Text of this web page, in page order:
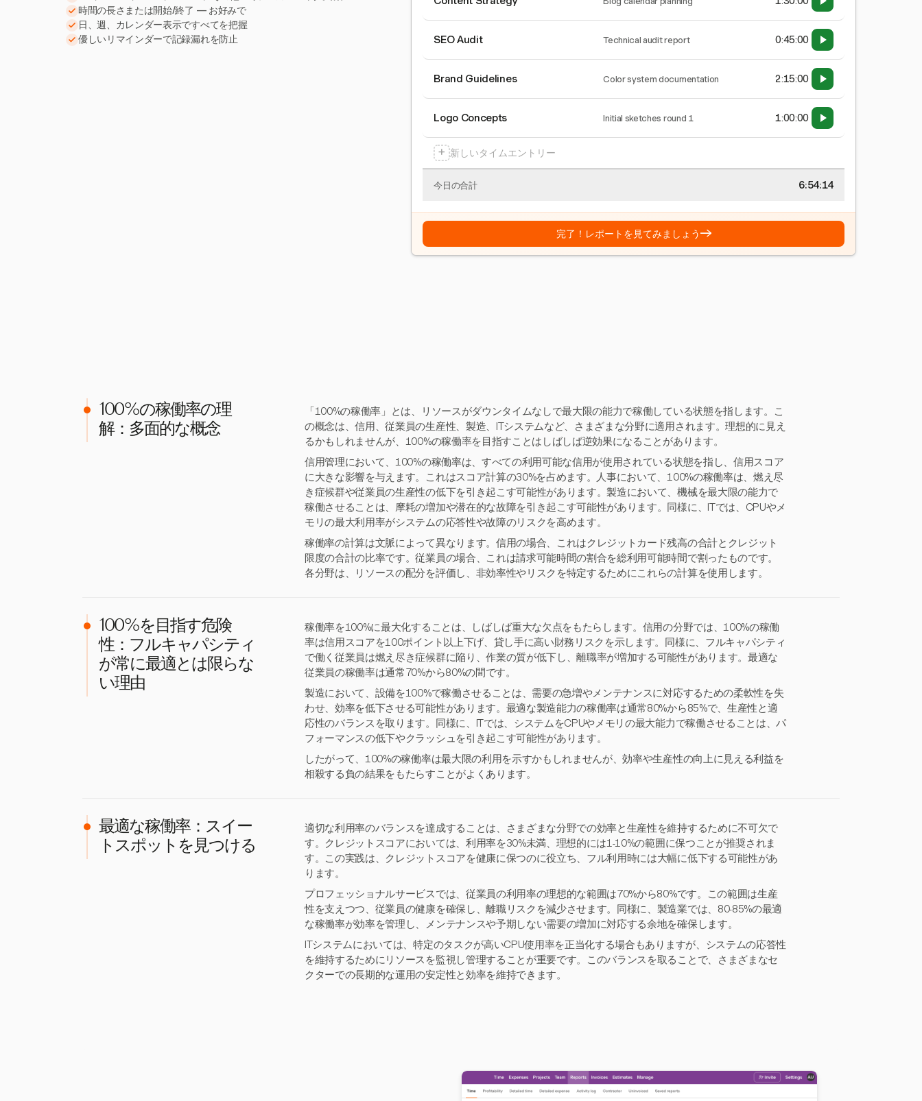
時間の長さまたは開始/終了 — お好みで
日、週、カレンダー表示ですべてを把握
優しいリマインダーで記録漏れを防止
SEO Audit Technical audit report 0:45:00
Brand Guidelines Color system documentation 2:15:00
Logo Concepts Initial sketches round 1 1:00:00
+ 新しいタイムエントリー
今日の合計 6:54:15
完了！レポートを見てみましょう→
100%の稼働率の理
解：多面的な概念
「100%の稼働率」とは、リソースがダウンタイムなしで最大限の能力で稼働している状態を指します。こ
の概念は、信用、従業員の生産性、製造、ITシステムなど、さまざまな分野に適用されます。理想的に見え
るかもしれませんが、100%の稼働率を目指すことはしばしば逆効果になることがあります。
信用管理において、100%の稼働率は、すべての利用可能な信用が使用されている状態を指し、信用スコア
に大きな影響を与えます。これはスコア計算の30%を占めます。人事において、100%の稼働率は、燃え尽
き症候群や従業員の生産性の低下を引き起こす可能性があります。製造において、機械を最大限の能力で
稼働させることは、摩耗の増加や潜在的な故障を引き起こす可能性があります。同様に、ITでは、CPUやメ
モリの最大利用率がシステムの応答性や故障のリスクを高めます。
稼働率の計算は文脈によって異なります。信用の場合、これはクレジットカード残高の合計とクレジット
限度の合計の比率です。従業員の場合、これは請求可能時間の割合を総利用可能時間で割ったものです。
各分野は、リソースの配分を評価し、非効率性やリスクを特定するためにこれらの計算を使用します。
100%を目指す危険
性：フルキャパシティ
が常に最適とは限らな
い理由
稼働率を100%に最大化することは、しばしば重大な欠点をもたらします。信用の分野では、100%の稼働
率は信用スコアを100ポイント以上下げ、貸し手に高い財務リスクを示します。同様に、フルキャパシティ
で働く従業員は燃え尽き症候群に陥り、作業の質が低下し、離職率が増加する可能性があります。最適な
従業員の稼働率は通常70%から80%の間です。
製造において、設備を100%で稼働させることは、需要の急増やメンテナンスに対応するための柔軟性を失
わせ、効率を低下させる可能性があります。最適な製造能力の稼働率は通常80%から85%で、生産性と適
応性のバランスを取ります。同様に、ITでは、システムをCPUやメモリの最大能力で稼働させることは、パ
フォーマンスの低下やクラッシュを引き起こす可能性があります。
したがって、100%の稼働率は最大限の利用を示すかもしれませんが、効率や生産性の向上に見える利益を
相殺する負の結果をもたらすことがよくあります。
最適な稼働率：スイー
トスポットを見つける
適切な利用率のバランスを達成することは、さまざまな分野での効率と生産性を維持するために不可欠で
す。クレジットスコアにおいては、利用率を30%未満、理想的には1-10%の範囲に保つことが推奨されま
す。この実践は、クレジットスコアを健康に保つのに役立ち、フル利用時には大幅に低下する可能性があ
ります。
プロフェッショナルサービスでは、従業員の利用率の理想的な範囲は70%から80%です。この範囲は生産
性を支えつつ、従業員の健康を確保し、離職リスクを減少させます。同様に、製造業では、80-85%の最適
な稼働率が効率を管理し、メンテナンスや予期しない需要の増加に対応する余地を確保します。
ITシステムにおいては、特定のタスクが高いCPU使用率を正当化する場合もありますが、システムの応答性
を維持するためにリソースを監視し管理することが重要です。このバランスを取ることで、さまざまなセ
クターでの長期的な運用の安定性と効率を維持できます。